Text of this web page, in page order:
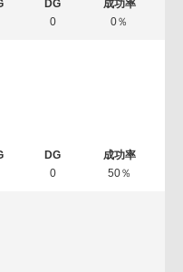
0 0％
0 50％